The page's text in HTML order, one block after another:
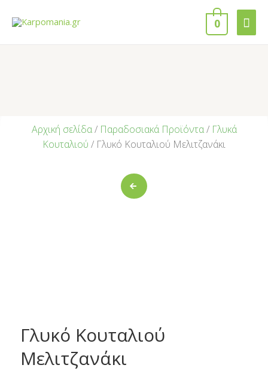
0
Αρχική σελίδα/ Παραδοσιακά Προϊόντα/ Γλυκά
Κουταλιού / Γλυκό Κουταλιού Μελιτζανάκι
Γλυκό Κουταλιού
Μελιτζανάκι